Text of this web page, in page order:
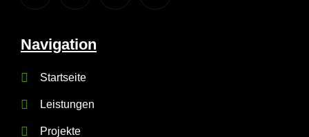
Navigation
Startseite
Leistungen
Projekte